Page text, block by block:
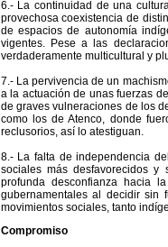
6.- La continuidad de una
provechosa coexistencia de
de espacios de autonomía
vigentes. Pese a las
verdaderamente multicultural y
7.- La pervivencia de un
a la actuación de unas fuerzas
de graves vulneraciones de los
como los de Atenco, donde
reclusorios, así lo atestiguan.
8.- La falta de independencia
sociales más desfavorecidos y
profunda desconfianza hacia
gubernamentales al decidir sin
movimientos sociales, tanto
Compromiso